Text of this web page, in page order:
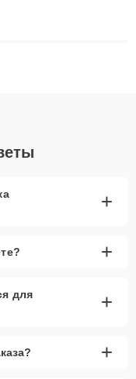
решают
+
+
для
+
+